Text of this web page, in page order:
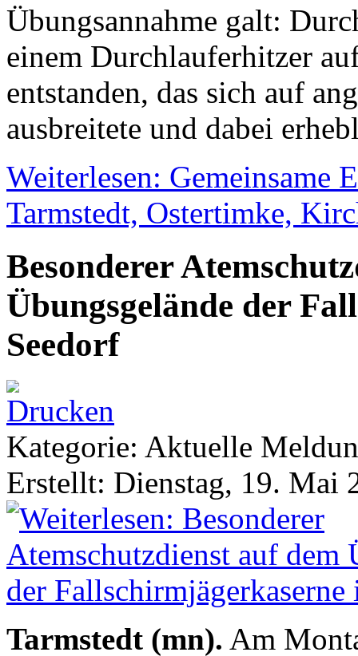
Übungsannahme galt:
einem Durchlauferhitzer
entstanden, das sich auf
ausbreitete und dabei
Weiterlesen: Gemeinsame
Tarmstedt, Ostertimke,
Besonderer
Übungsgelände der
Seedorf
Kategorie: Aktuelle
Erstellt: Dienstag, 19. Mai
Tarmstedt (mn). Am